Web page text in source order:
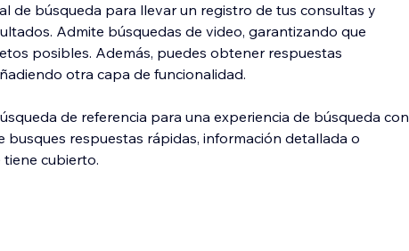
de búsqueda para llevar un registro de tus consultas y
Admite búsquedas de video, garantizando que
posibles. Además, puedes obtener respuestas
otra capa de funcionalidad.
de referencia para una experiencia de búsqueda con
busques respuestas rápidas, información detallada o
tiene cubierto.